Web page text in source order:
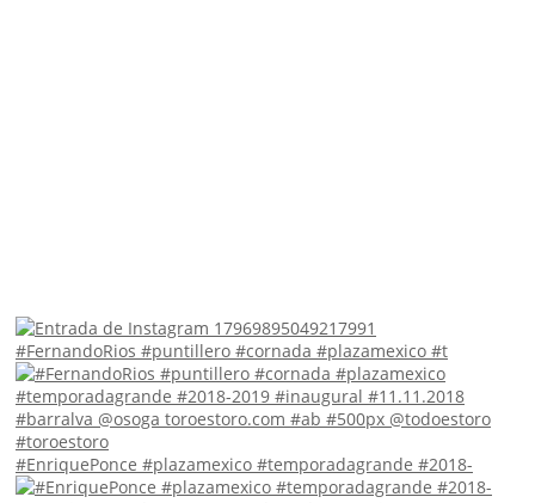
#FernandoRios #puntillero #cornada #plazamexico #t
#EnriquePonce #plazamexico #temporadagrande #2018-